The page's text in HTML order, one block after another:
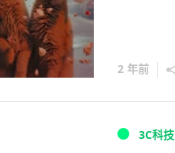
2 年前
3C科技